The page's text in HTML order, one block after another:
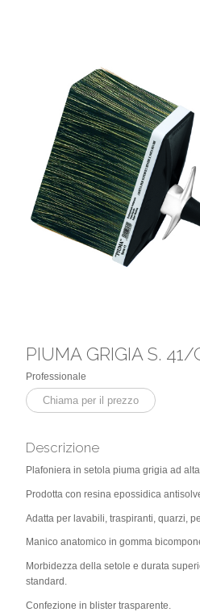
PIUMA GRIGIA S. 41/
Professionale
Chiama per il prezzo
Descrizione
Plafoniera in setola piuma grigia ad
Prodotta con resina epossidica
Adatta per lavabili, traspiranti, quarzi,
Manico anatomico in gomma
Morbidezza della setole e durata
standard.
Confezione in blister trasparente.